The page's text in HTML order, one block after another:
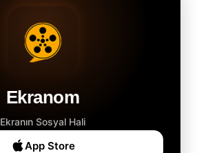
Ekranom
Ekranın Sosyal Hali
App Store